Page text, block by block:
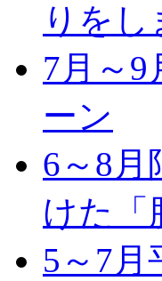
りをし
7月～
ーン
6～8
けた「
5～7